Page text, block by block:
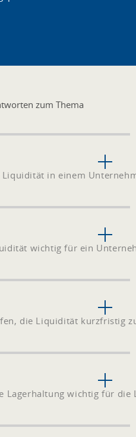
zum Thema
in einem
wichtig für ein
die Liquidität kurzfristig
Lagerhaltung wichtig für die